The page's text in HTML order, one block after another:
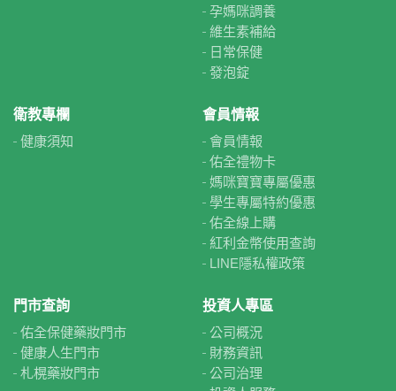
孕媽咪調養
維生素補給
日常保健
發泡錠
衛教專欄
健康須知
會員情報
會員情報
佑全禮物卡
媽咪寶寶專屬優惠
學生專屬特約優惠
佑全線上購
紅利金幣使用查詢
LINE隱私權政策
門市查詢
佑全保健藥妝門市
健康人生門市
札榥藥妝門市
投資人專區
公司概況
財務資訊
公司治理